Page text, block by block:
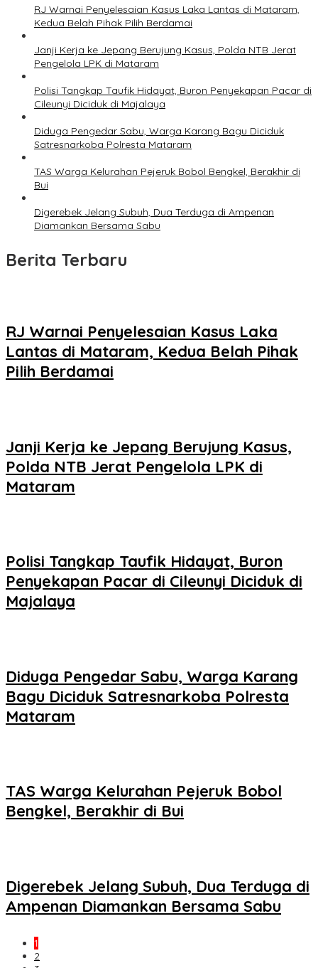
RJ Warnai Penyelesaian Kasus Laka Lantas di Mataram,
Kedua Belah Pihak Pilih Berdamai
Janji Kerja ke Jepang Berujung Kasus, Polda NTB Jerat
Pengelola LPK di Mataram
Polisi Tangkap Taufik Hidayat, Buron Penyekapan Pacar di
Cileunyi Diciduk di Majalaya
Diduga Pengedar Sabu, Warga Karang Bagu Diciduk
Satresnarkoba Polresta Mataram
TAS Warga Kelurahan Pejeruk Bobol Bengkel, Berakhir di
Bui
Digerebek Jelang Subuh, Dua Terduga di Ampenan
Diamankan Bersama Sabu
Berita Terbaru
RJ Warnai Penyelesaian Kasus Laka
Lantas di Mataram, Kedua Belah Pihak
Pilih Berdamai
Janji Kerja ke Jepang Berujung Kasus,
Polda NTB Jerat Pengelola LPK di
Mataram
Polisi Tangkap Taufik Hidayat, Buron
Penyekapan Pacar di Cileunyi Diciduk di
Majalaya
Diduga Pengedar Sabu, Warga Karang
Bagu Diciduk Satresnarkoba Polresta
Mataram
TAS Warga Kelurahan Pejeruk Bobol
Bengkel, Berakhir di Bui
Digerebek Jelang Subuh, Dua Terduga di
Ampenan Diamankan Bersama Sabu
1
2